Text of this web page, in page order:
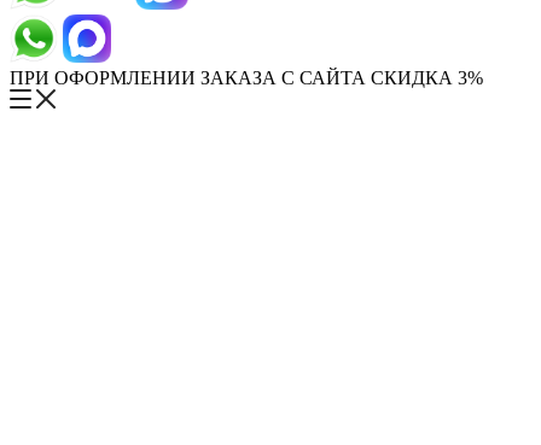
ПРИ ОФОРМЛЕНИИ ЗАКАЗА С САЙТА СКИДКА 3%